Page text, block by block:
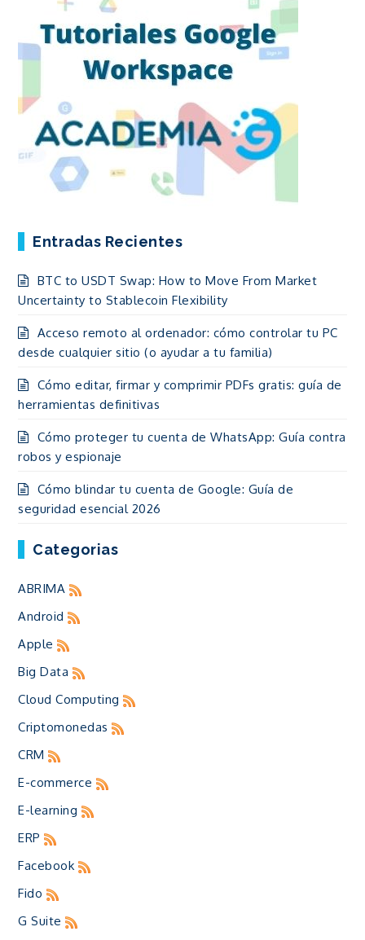
Entradas Recientes
BTC to USDT Swap: How to Move From Market
Uncertainty to Stablecoin Flexibility
Acceso remoto al ordenador: cómo controlar tu PC
desde cualquier sitio (o ayudar a tu familia)
Cómo editar, firmar y comprimir PDFs gratis: guía de
herramientas definitivas
Cómo proteger tu cuenta de WhatsApp: Guía contra
robos y espionaje
Cómo blindar tu cuenta de Google: Guía de
seguridad esencial 2026
Categorias
ABRIMA
Android
Apple
Big Data
Cloud Computing
Criptomonedas
CRM
E-commerce
E-learning
ERP
Facebook
Fido
G Suite